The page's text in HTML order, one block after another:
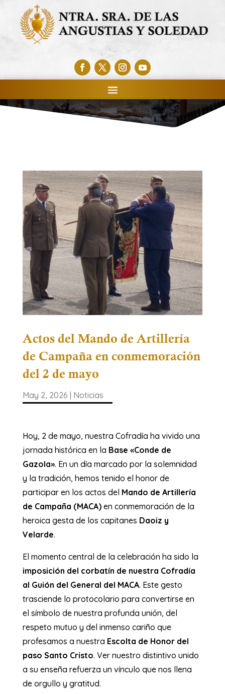
Actos del Mando de Artillería
de Campaña en conmemoración
del 2 de mayo
May 2, 2026 Noticias
Hoy, 2 de mayo, nuestra Cofradía ha vivido una
jornada histórica en la Base «Conde de
Gazola». En un día marcado por la solemnidad
y la tradición, hemos tenido el honor de
participar en los actos del Mando de Artillería
de Campaña (MACA)en conmemoración de la
heroica gesta de los capitanes Daoiz y
Velarde.
El momento central de la celebración ha sido la
imposición del corbatín de nuestra Cofradía
al Guión del General del MACA. Este gesto
trasciende lo protocolario para convertirse en
el símbolo de nuestra profunda unión, del
respeto mutuo y del inmenso cariño que
profesamos a nuestra Escolta de Honor del
paso Santo Cristo. Ver nuestro distintivo unido
a su enseña refuerza un vínculo que nos llena
de orgullo y gratitud.